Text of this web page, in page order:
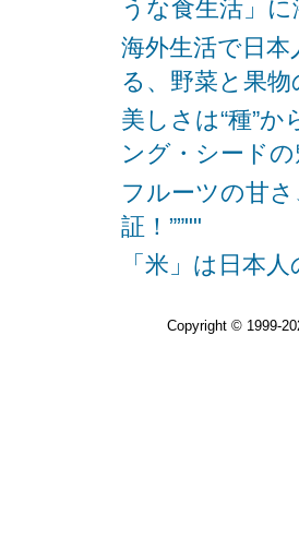
うな食生活」
海外生活で日
る、野菜と果
美しさは“種”
ング・シードの
フルーツの甘
証！””""
「米」は日本
Copyright © 1999-